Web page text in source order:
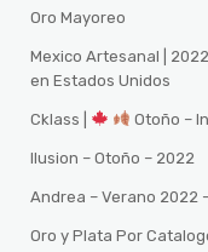
Oro Mayoreo
Mexico Artesanal |
en Estados Unidos
Cklass | Otoño –
Ilusion – Otoño – 2022
Andrea – Verano 2022
Oro y Plata Por